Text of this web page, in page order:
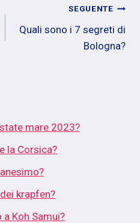
SEGUENTE
Quali sono i 7 segreti di
Bologna?
mare 2023?
la Corsica?
krapfen?
a Koh Samui?